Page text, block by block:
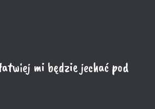
mi będzie jechać pod